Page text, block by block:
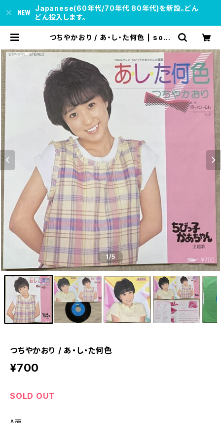
Japanese(60年代/70年代 80年代)を新設。どん
どん投入します。
つちやかおり / あ・し・た何色 | soul
1/5
つちやかおり / あ・し・た何色
¥700
SOLD OUT